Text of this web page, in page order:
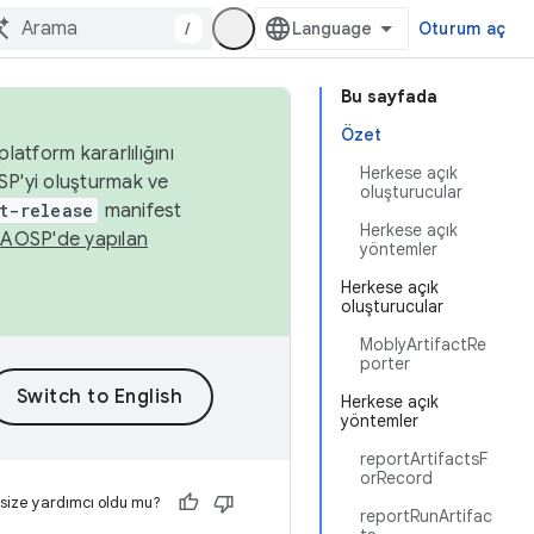
/ Oturum aç
Bu sayfada
Özet
Herkese açık
oluşturucular
Herkese açık
yöntemler
Herkese açık
oluşturucular
MoblyArtifactRe
porter
Herkese açık
yöntemler
reportArtifactsF
orRecord
reportRunArtifac
kararlılığını
oluşturmak ve
release manifest
AOSP'de yapılan
yardımcı oldu mu?